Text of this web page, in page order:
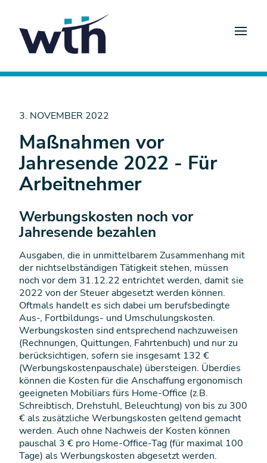
3. NOVEMBER 2022
Maßnahmen vor
Jahresende 2022 - Für
Arbeitnehmer
Werbungskosten noch vor
Jahresende bezahlen
Ausgaben, die in unmittelbarem Zusammenhang mit
der nichtselbständigen Tätigkeit stehen, müssen
noch vor dem 31.12.22 entrichtet werden, damit sie
2022 von der Steuer abgesetzt werden können.
Oftmals handelt es sich dabei um berufsbedingte
Aus-, Fortbildungs- und Umschulungskosten.
Werbungskosten sind entsprechend nachzuweisen
(Rechnungen, Quittungen, Fahrtenbuch) und nur zu
berücksichtigen, sofern sie insgesamt 132 €
(Werbungskostenpauschale) übersteigen. Überdies
können die Kosten für die Anschaffung ergonomisch
geeigneten Mobiliars fürs Home-Office (z.B.
Schreibtisch, Drehstuhl, Beleuchtung) von bis zu 300
€ als zusätzliche Werbungskosten geltend gemacht
werden. Auch ohne Nachweis der Kosten können
pauschal 3 € pro Home-Office-Tag (für maximal 100
Tage) als Werbungskosten abgesetzt werden.